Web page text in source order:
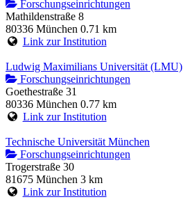
Forschungseinrichtungen
Mathildenstraße 8
80336 München 0.71 km
Link zur Institution
Ludwig Maximilians Universität (LMU)
Forschungseinrichtungen
Goethestraße 31
80336 München 0.77 km
Link zur Institution
Technische Universität München
Forschungseinrichtungen
Trogerstraße 30
81675 München 3 km
Link zur Institution